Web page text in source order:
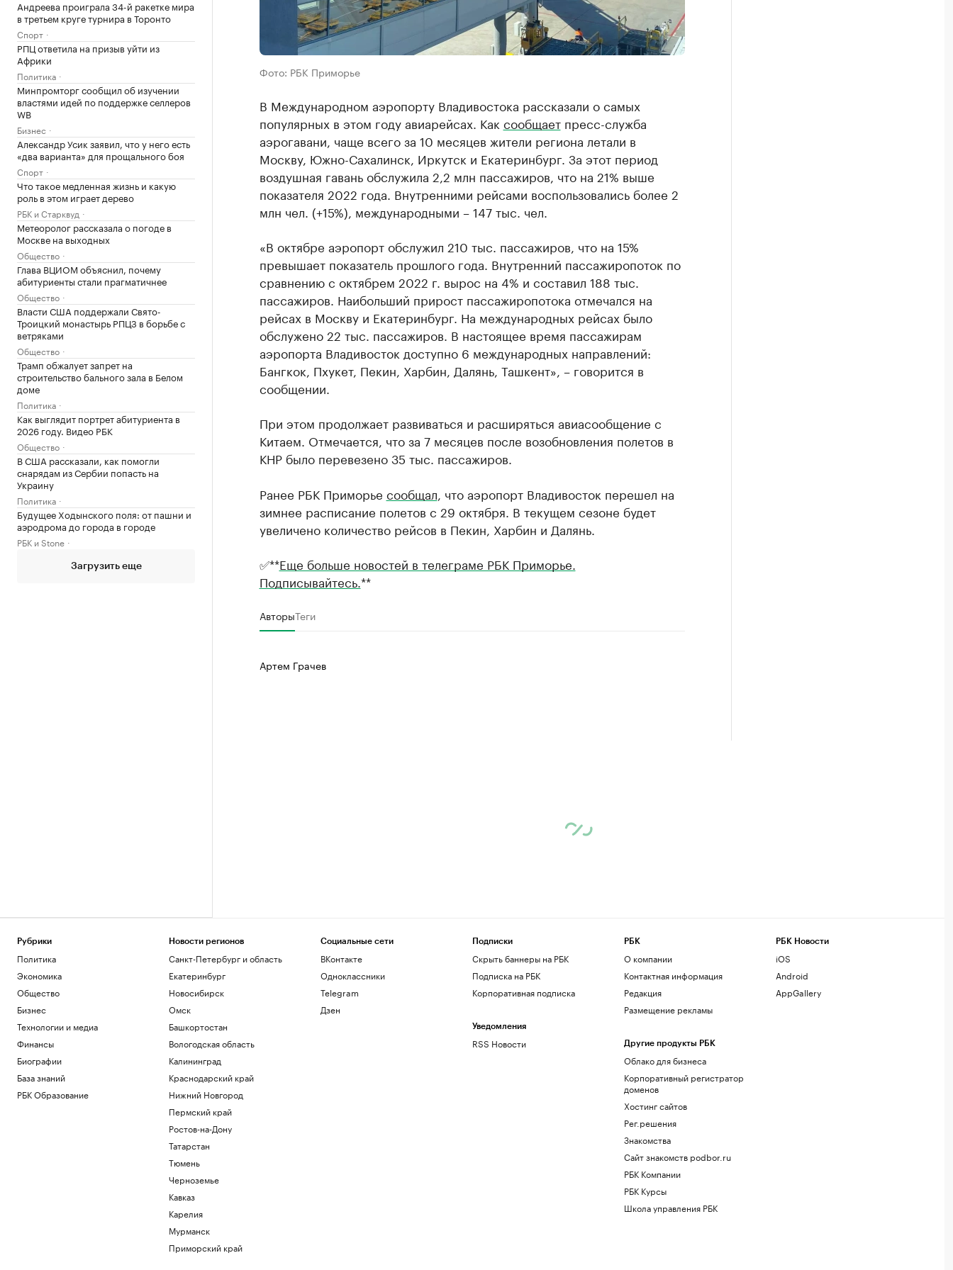
Андреева проиграла 34-й ракетке мира
в третьем круге турнира в Торонто
Спорт
РПЦ ответила на призыв уйти из
Африки
Политика
Минпромторг сообщил об изучении
властями идей по поддержке селлеров
WB
Бизнес
Александр Усик заявил, что у него есть
«два варианта» для прощального боя
Спорт
Что такое медленная жизнь и какую
роль в этом играет дерево
РБК и Старквуд
Метеоролог рассказала о погоде в
Москве на выходных
Общество
Глава ВЦИОМ объяснил, почему
абитуриенты стали прагматичнее
Общество
Власти США поддержали Свято-
Троицкий монастырь РПЦЗ в борьбе с
ветряками
Общество
Трамп обжалует запрет на
строительство бального зала в Белом
доме
Политика
Как выглядит портрет абитуриента в
2026 году. Видео РБК
Общество
В США рассказали, как помогли
снарядам из Сербии попасть на
Украину
Политика
Будущее Ходынского поля: от пашни и
аэродрома до города в городе
РБК и Stone
Загрузить еще
Фото: РБК Приморье
В Международном аэропорту Владивостока рассказали о самых
популярных в этом году авиарейсах. Как сообщаетпресс-служба
аэрогавани, чаще всего за 10 месяцев жители региона летали в
Москву, Южно-Сахалинск, Иркутск и Екатеринбург. За этот период
воздушная гавань обслужила 2,2 млн пассажиров, что на 21% выше
показателя 2022 года. Внутренними рейсами воспользовались более 2
млн чел. (+15%), международными – 147 тыс. чел.
«В октябре аэропорт обслужил 210 тыс. пассажиров, что на 15%
превышает показатель прошлого года. Внутренний пассажиропоток по
сравнению с октябрем 2022 г. вырос на 4% и составил 188 тыс.
пассажиров. Наибольший прирост пассажиропотока отмечался на
рейсах в Москву и Екатеринбург. На международных рейсах было
обслужено 22 тыс. пассажиров. В настоящее время пассажирам
аэропорта Владивосток доступно 6 международных направлений:
Бангкок, Пхукет, Пекин, Харбин, Далянь, Ташкент», – говорится в
сообщении.
При этом продолжает развиваться и расширяться авиасообщение с
Китаем. Отмечается, что за 7 месяцев после возобновления полетов в
КНР было перевезено 35 тыс. пассажиров.
Ранее РБК Приморье сообщал , что аэропорт Владивосток перешел на
зимнее расписание полетов с 29 октября. В текущем сезоне будет
увеличено количество рейсов в Пекин, Харбин и Далянь.
✅**Еще больше новостей в телеграме РБК Приморье.
Подписывайтесь. **
АвторыТеги
Артем Грачев
Рубрики
Политика
Экономика
Общество
Бизнес
Технологии и медиа
Финансы
Биографии
База знаний
РБК Образование
Новости регионов
Санкт-Петербург и область
Екатеринбург
Новосибирск
Омск
Башкортостан
Вологодская область
Калининград
Краснодарский край
Нижний Новгород
Пермский край
Ростов-на-Дону
Татарстан
Тюмень
Черноземье
Кавказ
Карелия
Мурманск
Приморский край
Социальные сети
ВКонтакте
Одноклассники
Telegram
Дзен
Подписки
Скрыть баннеры на РБК
Подписка на РБК
Корпоративная подписка
Уведомления
RSS Новости
РБК
О компании
Контактная информация
Редакция
Размещение рекламы
Другие продукты РБК
Облако для бизнеса
Корпоративный регистратор
доменов
Хостинг сайтов
Рег.решения
Знакомства
Сайт знакомств podbor.ru
РБК Компании
РБК Курсы
Школа управления РБК
РБК Новости
iOS
Android
AppGallery